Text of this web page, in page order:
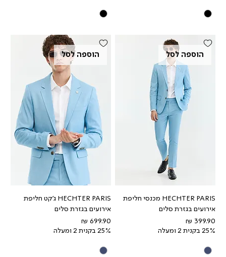
הוספה לסל
HECHTER PARIS מכנסי חליפת
אירועים בגזרת סלים
מחיר
25% בקנית 2 ומעלה
הוספה לסל
HECHTER PARIS ג'קט חליפת
אירועים בגזרת סלים
מחיר
25% בקנית 2 ומעלה